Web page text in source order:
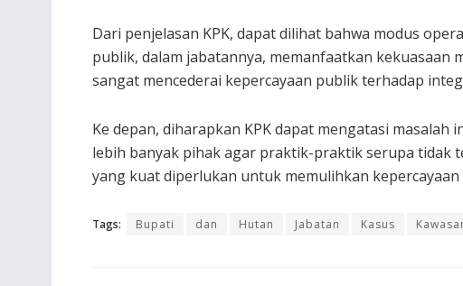
Dari penjelasan KPK, dapat dilihat bahwa modus
publik, dalam jabatannya, memanfaatkan kekuasaan
sangat mencederai kepercayaan publik terhadap
Ke depan, diharapkan KPK dapat mengatasi masalah
lebih banyak pihak agar praktik-praktik serupa tidak
yang kuat diperlukan untuk memulihkan kepercayaan
Tags: Bupati dan Hutan Jabatan Kasus